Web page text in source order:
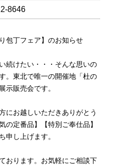
8646
包丁フェア】のお知らせ
続けたい・・・そんな思いの
。東北で唯一の開催地「杜の
示販売会です。
にお越しいただきありがとう
定番品】【特別ご奉仕品】
申し上げます。
おります。お気軽にご相談下